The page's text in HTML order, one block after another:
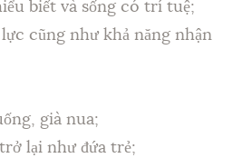
biết và sống có trí tuệ;
cũng như khả năng nhận
già nua;
lại như đứa trẻ;